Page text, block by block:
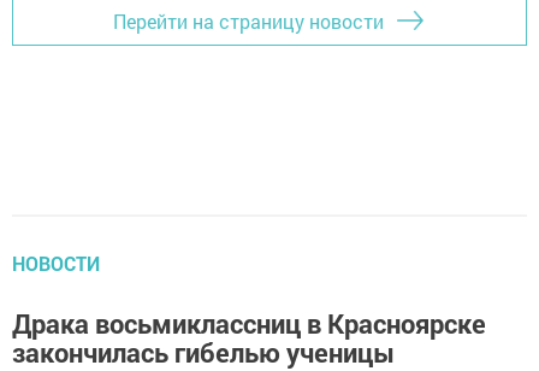
Перейти на страницу новости
НОВОСТИ
Драка восьмиклассниц в Красноярске
закончилась гибелью ученицы